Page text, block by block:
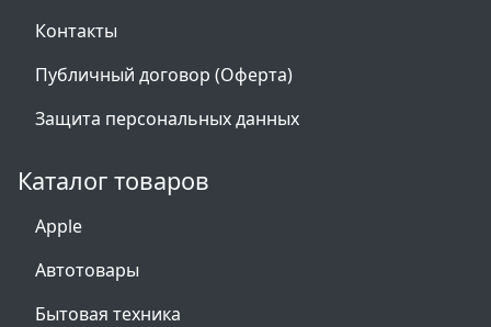
Контакты
Публичный договор (Оферта)
Защита персональных данных
Каталог товаров
Apple
Автотовары
Бытовая техника